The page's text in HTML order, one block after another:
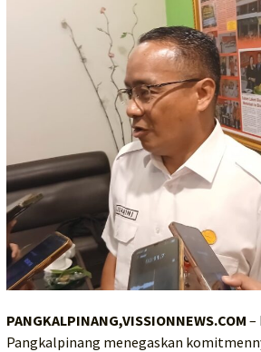
PANGKALPINANG,VISSIONNEWS.COM –
Pangkalpinang menegaskan